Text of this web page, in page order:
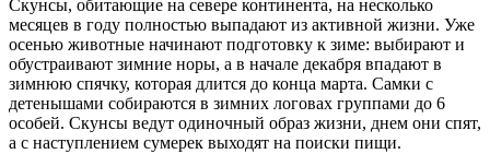
Скунсы, обитающие на севере континента, на несколько
месяцев в году полностью выпадают из активной жизни. Уже
осенью животные начинают подготовку к зиме: выбирают и
обустраивают зимние норы, а в начале декабря впадают в
зимнюю спячку, которая длится до конца марта. Самки с
детенышами собираются в зимних логовах группами до 6
особей. Скунсы ведут одиночный образ жизни, днем они спят,
а с наступлением сумерек выходят на поиски пищи.